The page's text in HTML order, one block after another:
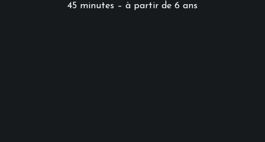
45 minutes – à partir de 6 ans